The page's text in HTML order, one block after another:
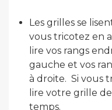
Les grilles se
vous tricotez en
lire vos rangs
gauche et vos
à droite. Si vous
lire votre grille
temps.